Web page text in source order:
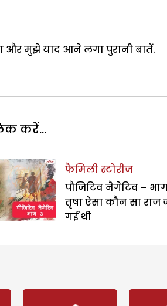
और मुझे याद आने लगा पुरानी बातें.
करें...
फैमिली स्टोरीज
पौजिटिव नैगेटिव –
तृषा ऐसा कौन सा राज
गई थी